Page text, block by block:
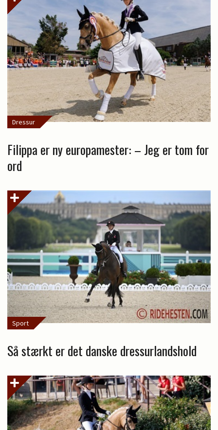
Dressur
Filippa er ny europamester: – Jeg er tom for
ord
Sport
Så stærkt er det danske dressurlandshold